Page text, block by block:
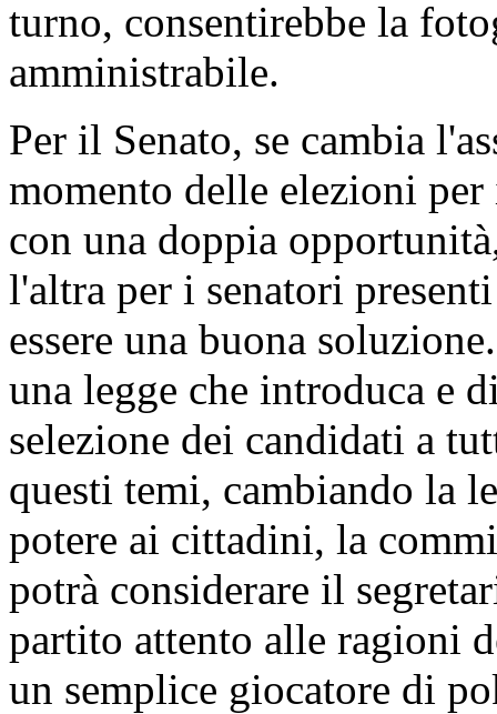
turno, consentirebbe la
amministrabile.
Per il Senato, se cambia
momento delle elezioni
con una doppia
l'altra per i senatori
essere una buona
una legge che introduca e
selezione dei candidati a
questi temi, cambiando la
potere ai cittadini, la
potrà considerare il
partito attento alle ragioni
un semplice giocatore di